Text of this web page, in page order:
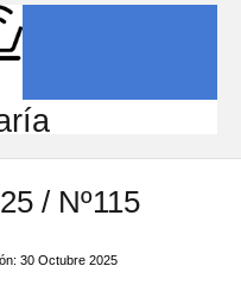
/ Nº115
30 Octubre 2025